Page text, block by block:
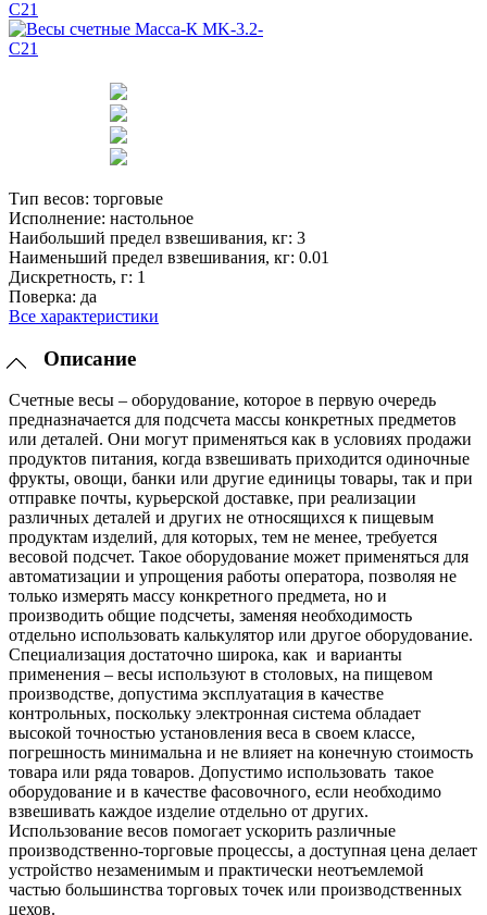
Тип весов: торговые
Исполнение: настольное
Наибольший предел взвешивания, кг: 3
Наименьший предел взвешивания, кг: 0.01
Дискретность, г: 1
Поверка: да
Все характеристики
Описание
Счетные весы – оборудование, которое в первую очередь
предназначается для подсчета массы конкретных предметов
или деталей. Они могут применяться как в условиях продажи
продуктов питания, когда взвешивать приходится одиночные
фрукты, овощи, банки или другие единицы товары, так и при
отправке почты, курьерской доставке, при реализации
различных деталей и других не относящихся к пищевым
продуктам изделий, для которых, тем не менее, требуется
весовой подсчет. Такое оборудование может применяться для
автоматизации и упрощения работы оператора, позволяя не
только измерять массу конкретного предмета, но и
производить общие подсчеты, заменяя необходимость
отдельно использовать калькулятор или другое оборудование.
Специализация достаточно широка, как и варианты
применения – весы используют в столовых, на пищевом
производстве, допустима эксплуатация в качестве
контрольных, поскольку электронная система обладает
высокой точностью установления веса в своем классе,
погрешность минимальна и не влияет на конечную стоимость
товара или ряда товаров. Допустимо использовать такое
оборудование и в качестве фасовочного, если необходимо
взвешивать каждое изделие отдельно от других.
Использование весов помогает ускорить различные
производственно-торговые процессы, а доступная цена делает
устройство незаменимым и практически неотъемлемой
частью большинства торговых точек или производственных
цехов.